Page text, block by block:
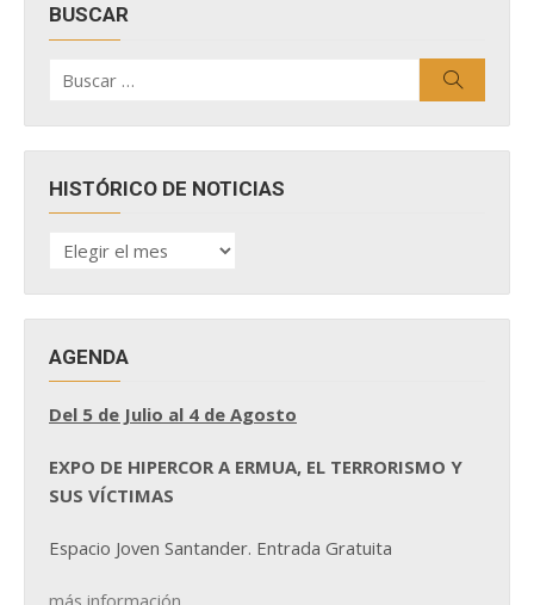
BUSCAR
por:
HISTÓRICO DE NOTICIAS
HISTÓRICO
DE
AGENDA
Del 5 de Julio al 4 de Agosto
EXPO DE HIPERCOR A ERMUA, EL TERRORISMO Y
SUS VÍCTIMAS
Espacio Joven Santander. Entrada Gratuita